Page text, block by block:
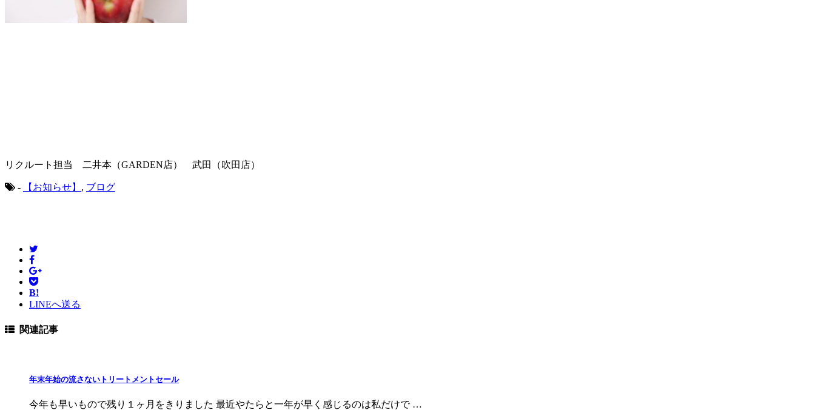
リクルート担当 二井本（GARDEN店） 武田（吹田店）
- 【お知らせ】 , ブログ
B!
LINEへ送る
関連記事
年末年始の流さないトリートメントセール
今年も早いもので残り１ヶ月をきりました 最近やたらと一年が早く感じるのは私だけで …